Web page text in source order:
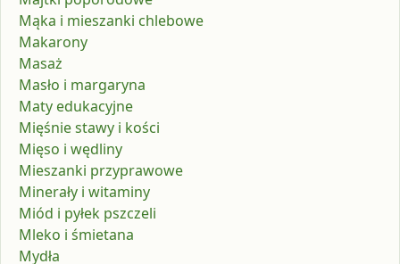
Mąka i mieszanki chlebowe
Makarony
Masaż
Masło i margaryna
Maty edukacyjne
Mięśnie stawy i kości
Mięso i wędliny
Mieszanki przyprawowe
Minerały i witaminy
Miód i pyłek pszczeli
Mleko i śmietana
Mydła